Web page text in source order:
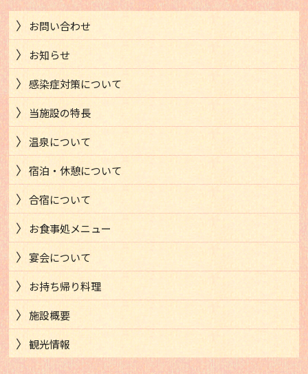
お問い合わせ
お知らせ
感染症対策について
当施設の特長
温泉について
宿泊・休憩について
合宿について
お食事処メニュー
宴会について
お持ち帰り料理
施設概要
観光情報